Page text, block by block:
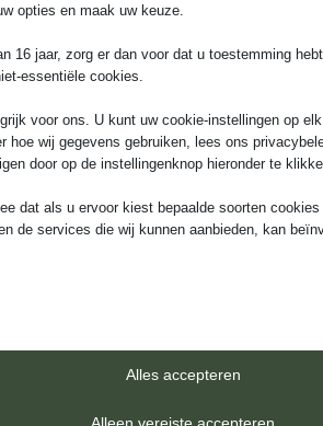
Kom
opties en maak uw keuze.
16 jaar, zorg er dan voor dat u toestemming
essentiële cookies.
voor ons. U kunt uw cookie-instellingen op
hoe wij gegevens gebruiken, lees ons
door op de instellingenknop hieronder te
dat als u ervoor kiest bepaalde soorten
de services die wij kunnen aanbieden, kan
de AVG.
Details weergeven
Alles accepteren
Alleen vereiste accepteren